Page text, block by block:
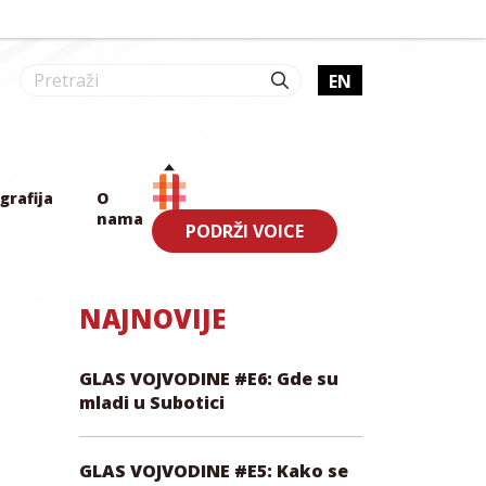
EN
O
nama
PODRŽI VOICE
NAJNOVIJE
GLAS VOJVODINE #E6: Gde su
mladi u Subotici
GLAS VOJVODINE #E5: Kako se